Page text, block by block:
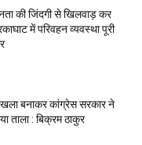
की जिंदगी से खिलवाड़ कर
में परिवहन व्यवस्था पूरी
बनाकर कांग्रेस सरकार ने
ताला : बिक्रम ठाकुर